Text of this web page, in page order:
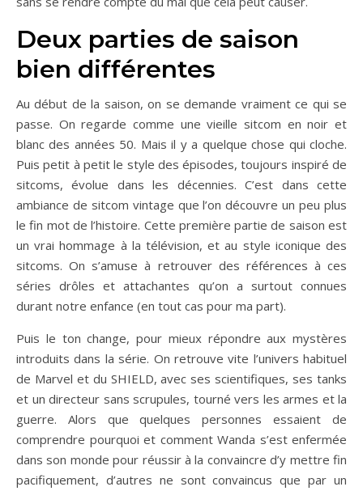
Deux parties de saison
bien différentes
Au début de la saison, on se demande vraiment ce qui se
passe. On regarde comme une vieille sitcom en noir et
blanc des années 50. Mais il y a quelque chose qui cloche.
Puis petit à petit le style des épisodes, toujours inspiré de
sitcoms, évolue dans les décennies. C’est dans cette
ambiance de sitcom vintage que l’on découvre un peu plus
le fin mot de l’histoire. Cette première partie de saison est
un vrai hommage à la télévision, et au style iconique des
sitcoms. On s’amuse à retrouver des références à ces
séries drôles et attachantes qu’on a surtout connues
durant notre enfance (en tout cas pour ma part).
Puis le ton change, pour mieux répondre aux mystères
introduits dans la série. On retrouve vite l’univers habituel
de Marvel et du SHIELD, avec ses scientifiques, ses tanks
et un directeur sans scrupules, tourné vers les armes et la
guerre. Alors que quelques personnes essaient de
comprendre pourquoi et comment Wanda s’est enfermée
dans son monde pour réussir à la convaincre d’y mettre fin
pacifiquement, d’autres ne sont convaincus que par un